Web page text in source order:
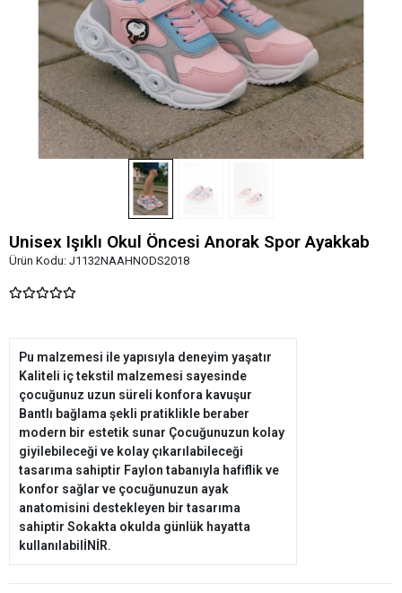
Unisex Işıklı Okul Öncesi Anorak Spor Ayakkab
Ürün Kodu: J1132NAAHNODS2018
Pu malzemesi ile yapısıyla deneyim yaşatır
Kaliteli iç tekstil malzemesi sayesinde
çocuğunuz uzun süreli konfora kavuşur
Bantlı bağlama şekli pratiklikle beraber
modern bir estetik sunar Çocuğunuzun kolay
giyilebileceği ve kolay çıkarılabileceği
tasarıma sahiptir Faylon tabanıyla hafiflik ve
konfor sağlar ve çocuğunuzun ayak
anatomisini destekleyen bir tasarıma
sahiptir Sokakta okulda günlük hayatta
kullanılabilİNİR.